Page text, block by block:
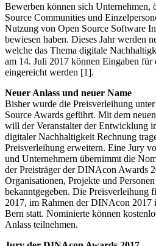
Bewerben können sich Unternehmen,
Source Communities und
Nutzung von Open Source Software
bewiesen haben. Dieses Jahr werden
welche das Thema digitale
am 14. Juli 2017 können Eingaben
eingereicht werden [1].
Neuer Anlass und neuer Name
Bisher wurde die Preisverleihung
Source Awards geführt. Mit dem
will der Veranstalter der Entwicklung
digitaler Nachhaltigkeit Rechnung
Preisverleihung erweitern. Eine Jury
und Unternehmern übernimmt die
der Preisträger der DINAcon Awards
Organisationen, Projekte und
bekanntgegeben. Die Preisverleihung
2017, im Rahmen der DINAcon 2017
Bern statt. Nominierte können
Anlass teilnehmen.